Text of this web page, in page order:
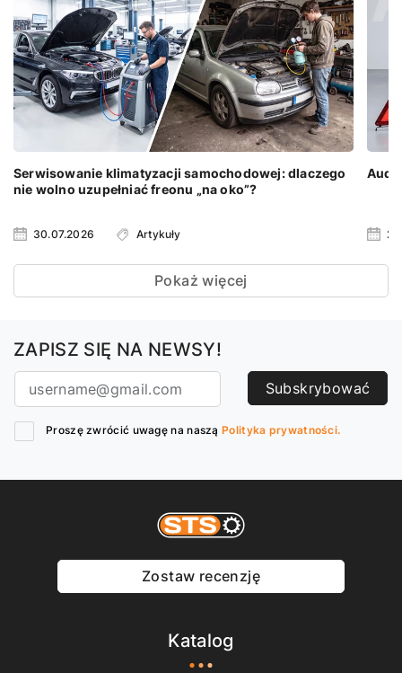
Serwisowanie klimatyzacji samochodowej: dlaczego
nie wolno uzupełniać freonu „na oko”?
30.07.2026 Artykuły
Audi
Pokaż więcej
ZAPISZ SIĘ NA NEWSY!
Subskrybować
Proszę zwrócić uwagę na naszą Polityka prywatności.
Zostaw recenzję
Katalog